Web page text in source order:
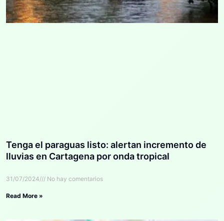
Tenga el paraguas listo: alertan incremento de
lluvias en Cartagena por onda tropical
31/07/2024 No hay comentarios
Read More »